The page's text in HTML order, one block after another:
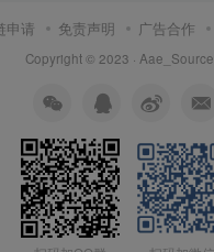
申请 免责声明 广告合作
Copyright © 2023 · Aae_Source